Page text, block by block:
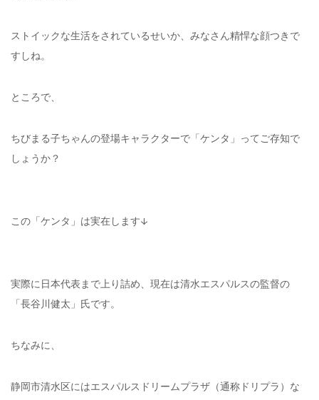
ストイックな生活をされているせいか、みなさん精悍な顔つきで
すしね。
ところで、
ちびまる子ちゃんの登場キャラクターで「ケンタ」ってご存知で
しょうか？
この「ケンタ」は実在します↓
実際に日本代表まで上り詰め、現在は清水エスパルスの監督の
「長谷川健太」氏です。
ちなみに、
静岡市清水区にはエスパルスドリームプラザ（通称ドリプラ）な